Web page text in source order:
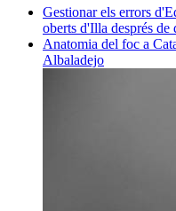
Gestionar els errors
oberts d'Illa després de
Anatomia del foc a
Albaladejo